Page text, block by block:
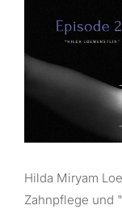
Hilda Miryam
Zahnpflege und